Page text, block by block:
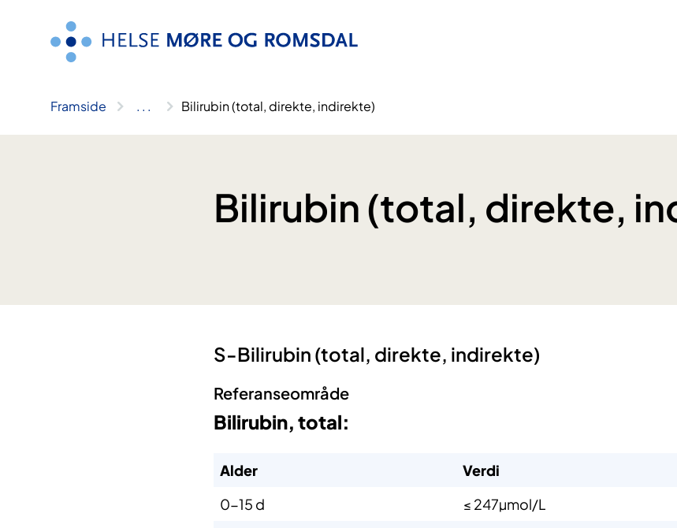
Framside .. . Bilirubin (total, direkte, indirekte)
Bilirubin (total, direkte,
​S-Bilirubin (total, direkte, indirekte)
Referanseområde
Bilirubin, total:
Alder
Verdi
0-15 d
≤ 247µmol/L